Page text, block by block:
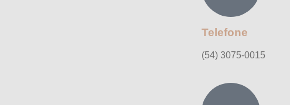
Telefone
(54) 3075-0015